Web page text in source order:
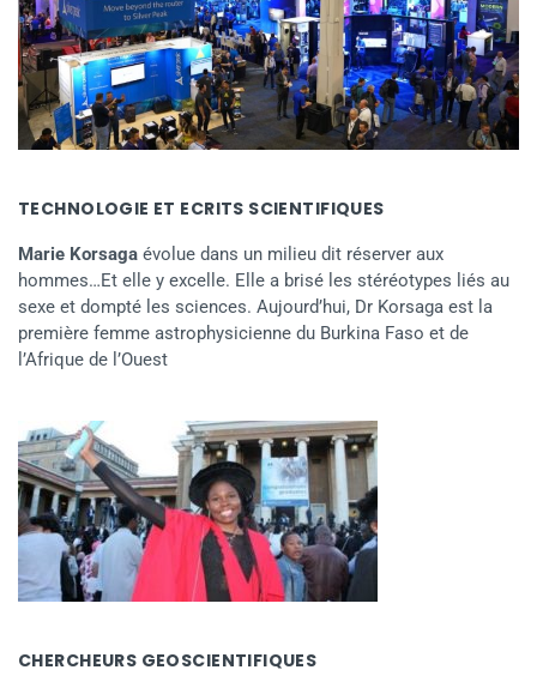
TECHNOLOGIE ET ECRITS SCIENTIFIQUES
Marie Korsaga évolue dans un milieu dit réserver aux
hommes…Et elle y excelle. Elle a brisé les stéréotypes liés au
sexe et dompté les sciences. Aujourd’hui, Dr Korsaga est la
première femme astrophysicienne du Burkina Faso et de
l’Afrique de l’Ouest
CHERCHEURS GEOSCIENTIFIQUES